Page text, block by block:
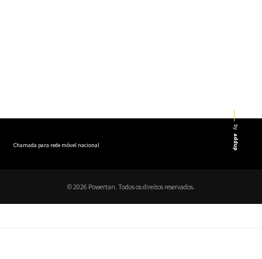
Chamada para rede móvel nacional
by
addup
© 2026 Powertan. Todos os direitos reservados.